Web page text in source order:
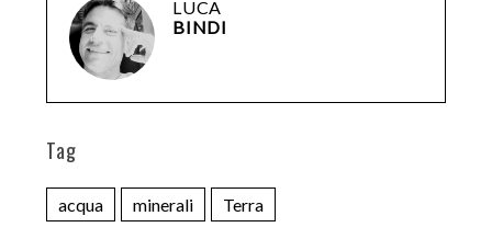
LUCA
BINDI
Tag
acqua minerali Terra